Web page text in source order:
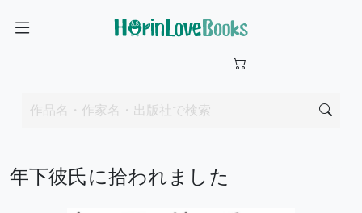
年下彼氏に拾われました